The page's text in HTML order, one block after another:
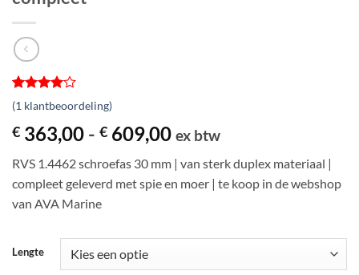
Gewaardeerd
4op 5
gebaseerd
op
1
(1 klantbeoordeling)
€ 363,00 - € 609,00Prijsklasse:
tot
€ 609,00
ex btw
RVS 1.4462 schroefas 30 mm | van sterk duplex materiaal |
compleet geleverd met spie en moer | te koop in de webshop
van AVA Marine
Lengte